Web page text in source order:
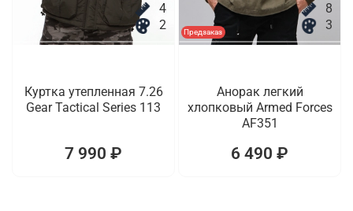
4
2
Куртка утепленная 7.26
Gear Tactical Series 113
7 990 ₽
Предзаказ
8
3
Анорак легкий
хлопковый Armed Forces
AF351
6 490 ₽